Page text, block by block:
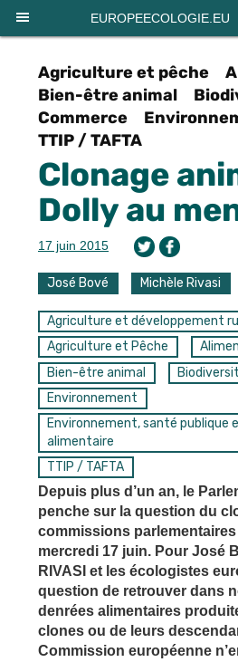
EUROPEECOLOGIE.EU
Agriculture et pêche
Bien-être animal
Commerce
TTIP / TAFTA
Clonage
Dolly au
17 juin 2015
José Bové Michèle Rivasi
Agriculture et développement
Agriculture et Pêche
Bien-être animal
Environnement
Environnement, santé publique
alimentaire
TTIP / TAFTA
Depuis plus d’un an, le
penche sur la question du
commissions
mercredi 17 juin. Pour José
RIVASI et les écologistes
question de retrouver dans
denrées alimentaires
clones ou de leurs
Commission européenne